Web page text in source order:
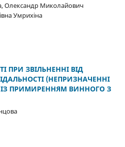
Олександр Миколайович
Умрихіна
ПРИ ЗВІЛЬНЕННІ ВІД
(НЕПРИЗНАЧЕННІ
ІЗ ПРИМИРЕННЯМ ВИННОГО З